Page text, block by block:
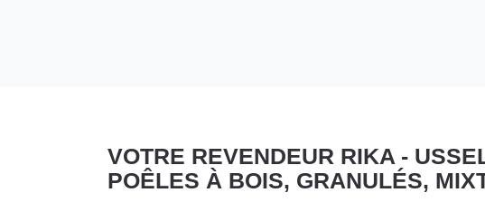
VOTRE REVENDEUR RIKA -
POÊLES À BOIS, GRANULÉS,